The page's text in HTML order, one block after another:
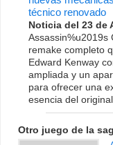
técnico renovado
Noticia del 23 de
Assassin%u2019s
remake completo
Edward Kenway
ampliada y un
para ofrecer una
esencia del original.
Otro juego de la